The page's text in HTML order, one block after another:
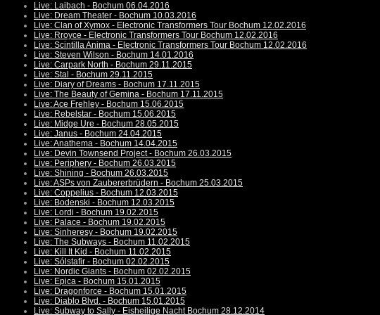
Live: Laibach - Bochum 06.04.2016
Live: Dream Theater - Bochum 10.03.2016
Live: Clan of Xymox - Electronic Transformers Tour Bochum 12.02.2016
Live: Rroyce - Electronic Transformers Tour Bochum 12.02.2016
Live: Scintilla Anima - Electronic Transformers Tour Bochum 12.02.2016
Live: Steven Wilson - Bochum 14.01.2016
Live: Carpark North - Bochum 29.11.2015
Live: Stal - Bochum 29.11.2015
Live: Diary of Dreams - Bochum 17.11.2015
Live: The Beauty of Gemina - Bochum 17.11.2015
Live: Ace Frehley - Bochum 15.06.2015
Live: Rebelstar - Bochum 15.06.2015
Live: Midge Ure - Bochum 28.05.2015
Live: Janus - Bochum 24.04.2015
Live: Anathema - Bochum 14.04.2015
Live: Devin Townsend Project - Bochum 26.03.2015
Live: Periphery - Bochum 26.03.2015
Live: Shining - Bochum 26.03.2015
Live: ASPs von Zaubererbrüdern - Bochum 25.03.2015
Live: Coppelius - Bochum 12.03.2015
Live: Bodenski - Bochum 12.03.2015
Live: Lordi - Bochum 19.02.2015
Live: Palace - Bochum 19.02.2015
Live: Sinheresy - Bochum 19.02.2015
Live: The Subways - Bochum 11.02.2015
Live: Kill It Kid - Bochum 11.02.2015
Live: Sólstafir - Bochum 02.02.2015
Live: Nordic Giants - Bochum 02.02.2015
Live: Epica - Bochum 15.01.2015
Live: Dragonforce - Bochum 15.01.2015
Live: Diablo Blvd. - Bochum 15.01.2015
Live: Subway to Sally - Eisheilige Nacht Bochum 28.12.2014